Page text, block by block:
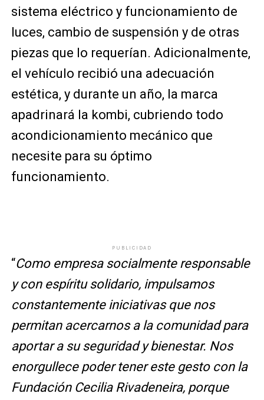
sistema eléctrico y funcionamiento de
luces, cambio de suspensión y de otras
piezas que lo requerían. Adicionalmente,
el vehículo recibió una adecuación
estética, y durante un año, la marca
apadrinará la kombi, cubriendo todo
acondicionamiento mecánico que
necesite para su óptimo
funcionamiento.
PUBLICIDAD
“Como empresa socialmente responsable
y con espíritu solidario, impulsamos
constantemente iniciativas que nos
permitan acercarnos a la comunidad para
aportar a su seguridad y bienestar. Nos
enorgullece poder tener este gesto con la
Fundación Cecilia Rivadeneira, porque